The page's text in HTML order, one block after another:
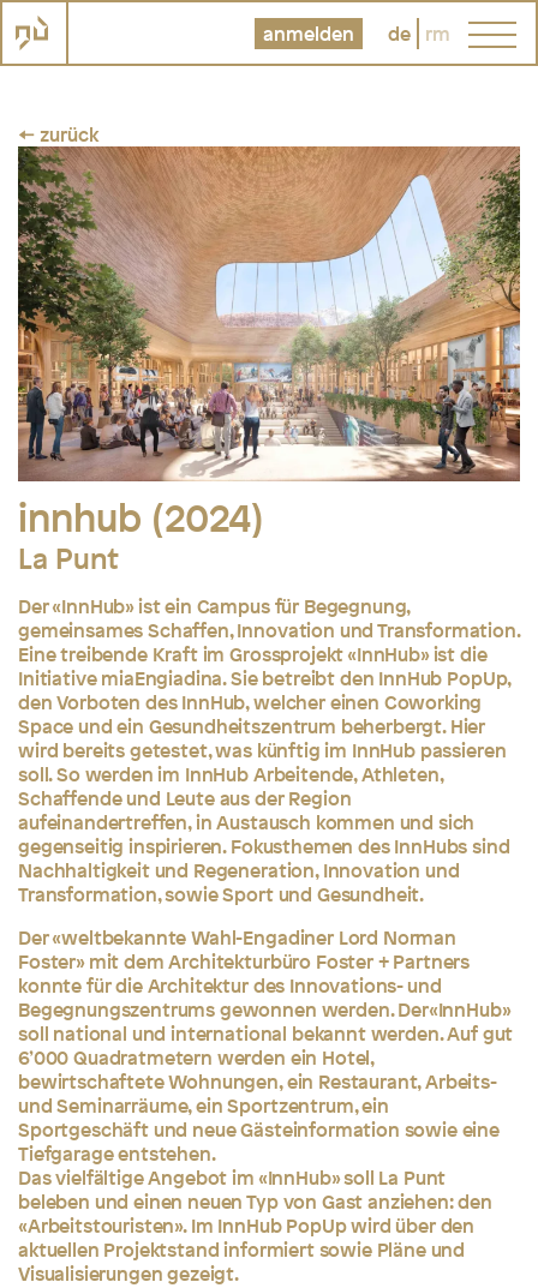
anmelden de rm
← zurück
innhub (2024)
La Punt
Der «InnHub» ist ein Campus für Begegnung,
gemeinsames Schaffen, Innovation und Transformation.
Eine treibende Kraft im Grossprojekt «InnHub» ist die
Initiative miaEngiadina. Sie betreibt den InnHub PopUp,
den Vorboten des InnHub, welcher einen Coworking
Space und ein Gesundheitszentrum beherbergt. Hier
wird bereits getestet, was künftig im InnHub passieren
soll. So werden im InnHub Arbeitende, Athleten,
Schaffende und Leute aus der Region
aufeinandertreffen, in Austausch kommen und sich
gegenseitig inspirieren. Fokusthemen des InnHubs sind
Nachhaltigkeit und Regeneration, Innovation und
Transformation, sowie Sport und Gesundheit.
Der «weltbekannte Wahl-Engadiner Lord Norman
Foster» mit dem Architekturbüro Foster + Partners
konnte für die Architektur des Innovations- und
Begegnungszentrums gewonnen werden. Der«InnHub»
soll national und international bekannt werden. Auf gut
6’000 Quadratmetern werden ein Hotel,
bewirtschaftete Wohnungen, ein Restaurant, Arbeits-
und Seminarräume, ein Sportzentrum, ein
Sportgeschäft und neue Gästeinformation sowie eine
Tiefgarage entstehen.
Das vielfältige Angebot im «InnHub» soll La Punt
beleben und einen neuen Typ von Gast anziehen: den
«Arbeitstouristen». Im InnHub PopUp wird über den
aktuellen Projektstand informiert sowie Pläne und
Visualisierungen gezeigt.